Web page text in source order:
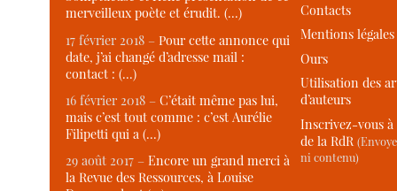
merveilleux poète et érudit. (…)
17 février 2018 –Pour cette annonce qui
date, j’ai changé d’adresse mail :
contact : (…)
16 février 2018 –C’était même pas lui,
mais c’est tout comme : c’est Aurélie
Filipetti qui a (…)
29 août 2017 –Encore un grand merci à
la Revue des Ressources, à Louise
Contacts
Mentions légales
Ours
Utilisation des
d’auteurs
Inscrivez-vous
de la RdR
ni contenu)